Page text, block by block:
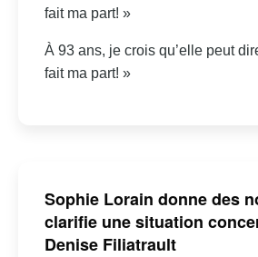
fait ma part! »
À 93 ans, je crois qu’elle peut
fait ma part! »
Sophie Lorain donne des
clarifie une situation
Denise Filiatrault